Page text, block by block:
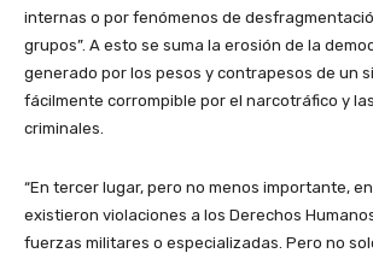
internas o por fenómenos de
grupos”. A esto se suma la erosión de la
generado por los pesos y contrapesos de un
fácilmente corrompible por el narcotráfico y
criminales.
“En tercer lugar, pero no menos importante,
existieron violaciones a los Derechos
fuerzas militares o especializadas. Pero no